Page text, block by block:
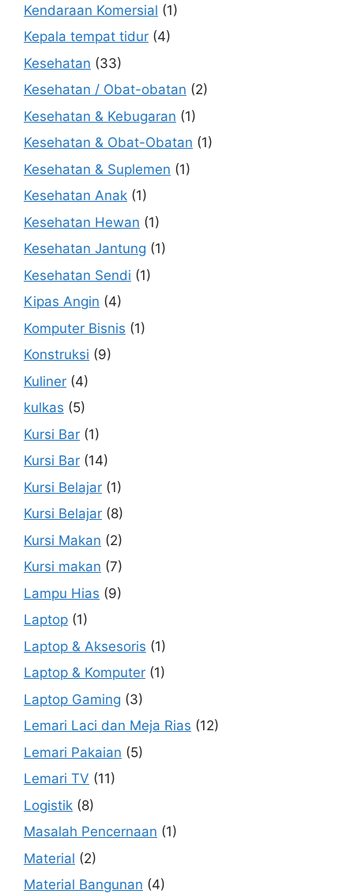
Kendaraan Komersial (1)
Kepala tempat tidur (4)
Kesehatan (33)
Kesehatan / Obat-obatan (2)
Kesehatan & Kebugaran (1)
Kesehatan & Obat-Obatan (1)
Kesehatan & Suplemen (1)
Kesehatan Anak (1)
Kesehatan Hewan (1)
Kesehatan Jantung (1)
Kesehatan Sendi (1)
Kipas Angin (4)
Komputer Bisnis (1)
Konstruksi (9)
Kuliner (4)
kulkas (5)
Kursi Bar (1)
Kursi Bar (14)
Kursi Belajar (1)
Kursi Belajar (8)
Kursi Makan (2)
Kursi makan (7)
Lampu Hias (9)
Laptop (1)
Laptop & Aksesoris (1)
Laptop & Komputer (1)
Laptop Gaming (3)
Lemari Laci dan Meja Rias (12)
Lemari Pakaian (5)
Lemari TV (11)
Logistik (8)
Masalah Pencernaan (1)
Material (2)
Material Bangunan (4)